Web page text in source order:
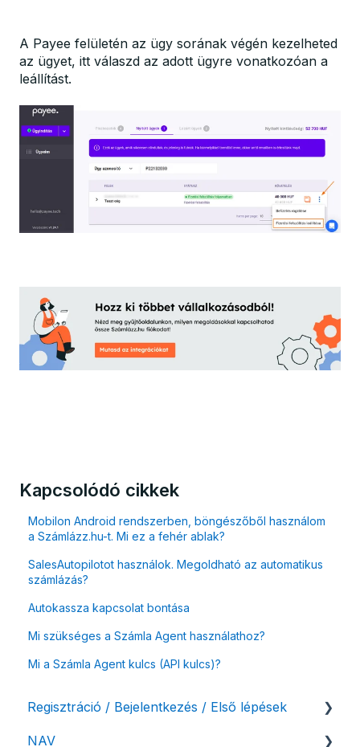
A Payee felületén az ügy sorának végén kezelheted
az ügyet, itt válaszd az adott ügyre vonatkozóan a
leállítást.
Kapcsolódó cikkek
Mobilon Android rendszerben, böngészőből használom
a Számlázz.hu-t. Mi ez a fehér ablak?
SalesAutopilotot használok. Megoldható az automatikus
számlázás?
Autokassza kapcsolat bontása
Mi szükséges a Számla Agent használathoz?
Mi a Számla Agent kulcs (API kulcs)?
Regisztráció / Bejelentkezés / Első lépések
Felhasználó beállításai
NAV